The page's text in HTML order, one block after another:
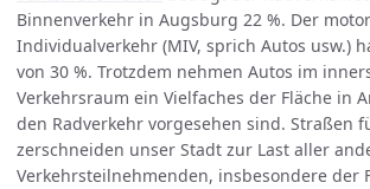
Binnenverkehr in Augsburg 22 %. Der
Individualverkehr (MIV, sprich Autos usw.)
von 30 %. Trotzdem nehmen Autos im
Verkehrsraum ein Vielfaches der Fläche in
den Radverkehr vorgesehen sind. Straßen
zerschneiden unser Stadt zur Last aller
Verkehrsteilnehmenden, insbesondere der